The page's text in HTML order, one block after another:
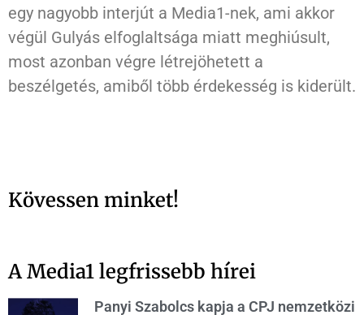
egy nagyobb interjút a Media1-nek, ami akkor
végül Gulyás elfoglaltsága miatt meghiúsult,
most azonban végre létrejöhetett a
beszélgetés, amiből több érdekesség is kiderült.
Kövessen minket!
A Media1 legfrissebb hírei
Panyi Szabolcs kapja a CPJ nemzetközi